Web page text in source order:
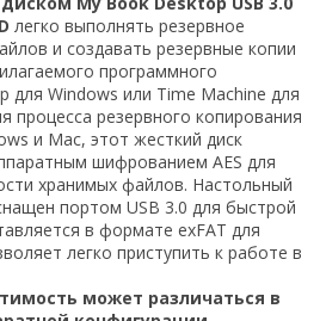
легко выполнять резервное
и создавать резервные копии
программного
для Windows или Time Machine для
резервного копирования
и Mac, этот жесткий диск
шифрованием AES для
хранимых файлов. Настольный
портом USB 3.0 для быстрой
в формате exFAT для
легко приступить к работе в
может различаться в